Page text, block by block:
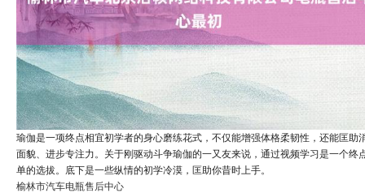
瑜伽是一项终点相宜初学者的身心磨练花式，不仅能增强体格柔韧性，还能匡助
面貌、进步专注力。关于刚驱动斗争瑜伽的一又友来说，通过视频学习是一个终
单的选拔。底下是一些纵情的初学冷漠，匡助你昔时上手。
榆林市汽车电瓶售后中心